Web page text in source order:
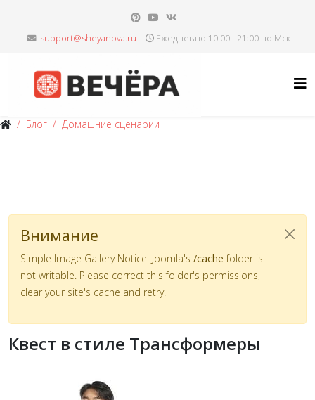
Ежедневно 10:00 - 21:00 по Мск
Блог Домашние сценарии
Внимание
Simple Image Gallery Notice: Joomla's /cache folder is
not writable. Please correct this folder's permissions,
clear your site's cache and retry.
Квест в стиле Трансформеры